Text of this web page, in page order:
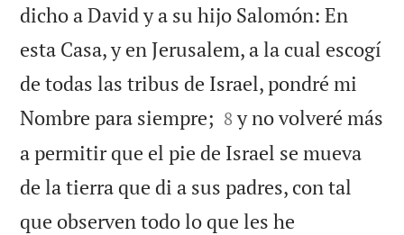
dicho a David y a su hijo Salomón: En
esta Casa, y en Jerusalem, a la cual escogí
de todas las tribus de Israel, pondré mi
Nombre para siempre; 

8 y no volveré más
a permitir que el pie de Israel se mueva
de la tierra que di a sus padres, con tal
que observen todo lo que les he